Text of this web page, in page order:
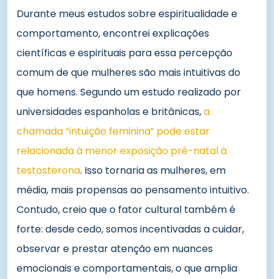
Durante meus estudos sobre espiritualidade e
comportamento, encontrei explicações
científicas e espirituais para essa percepção
comum de que mulheres são mais intuitivas do
que homens. Segundo um estudo realizado por
universidades espanholas e britânicas,a
chamada “intuição feminina” pode estar
relacionada à menor exposição pré-natal à
testosterona. Isso tornaria as mulheres, em
média, mais propensas ao pensamento intuitivo.
Contudo, creio que o fator cultural também é
forte: desde cedo, somos incentivadas a cuidar,
observar e prestar atenção em nuances
emocionais e comportamentais, o que amplia